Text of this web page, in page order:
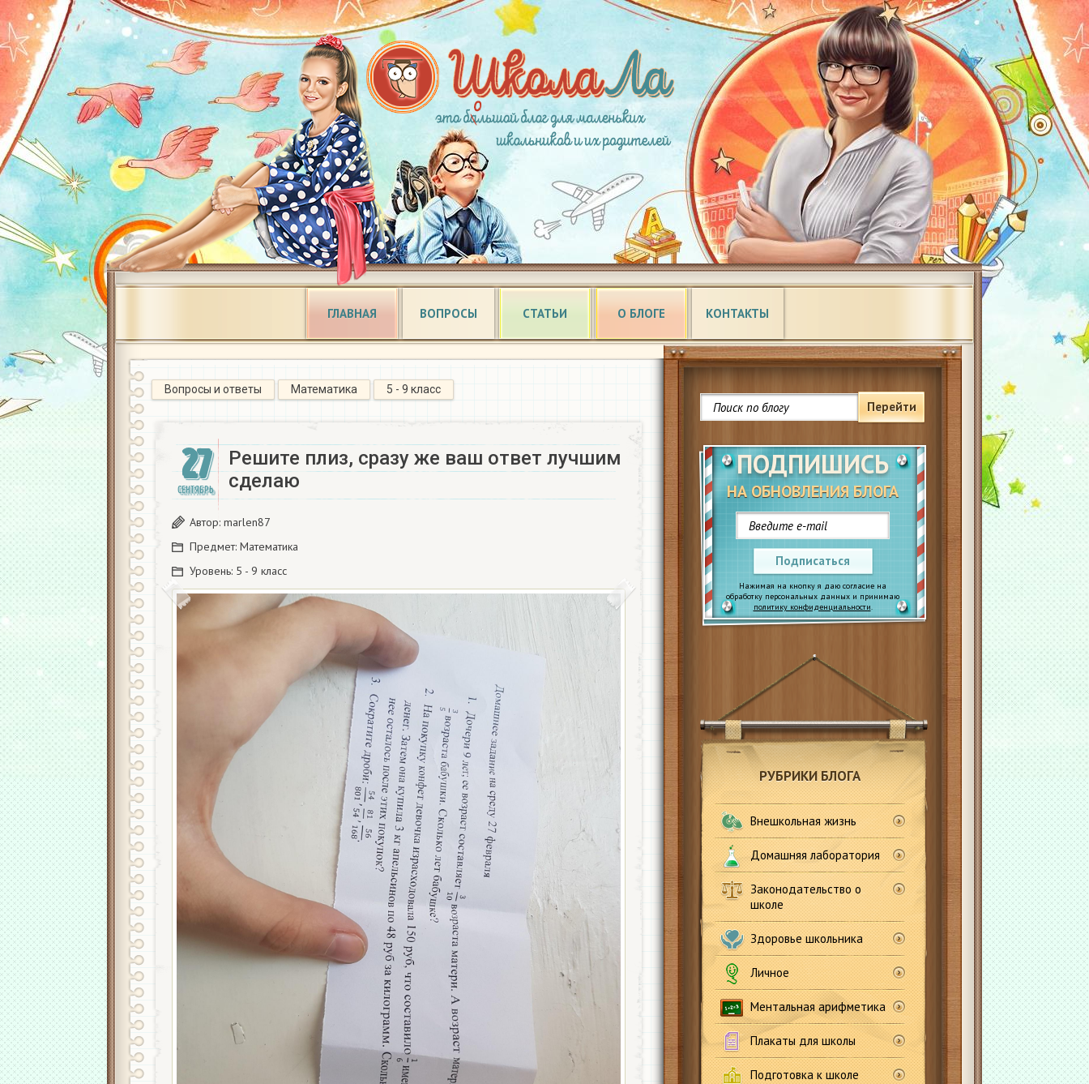
ГЛАВНАЯ ВОПРОСЫ СТАТЬИ О БЛОГЕ КОНТАКТЫ
Перейти
ПОДПИШИСЬ
НА ОБНОВЛЕНИЯ БЛОГА
Подписаться
Нажимая на кнопку я даю согласие на
обработку персональных данных и принимаю
политику конфиденциальности.
РУБРИКИ БЛОГА
Внешкольная жизнь
Домашняя лаборатория
Законодательство о
школе
Здоровье школьника
Личное
Ментальная арифметика
Плакаты для школы
Подготовка к школе
Вопросы и ответы Математика 5 - 9 класс
27
СЕНТЯБРЬ
Решите плиз, сразу же ваш ответ лучшим
сделаю​
Автор: marlen87
Предмет: Математика
Уровень: 5 - 9 класс